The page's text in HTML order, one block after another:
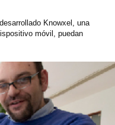
Knowxel, una
móvil, puedan